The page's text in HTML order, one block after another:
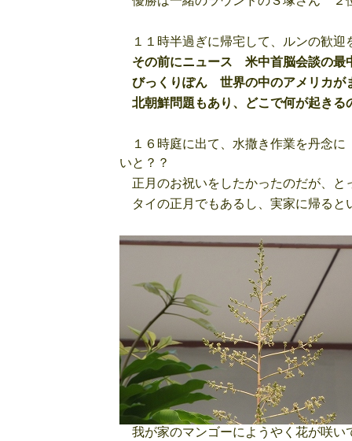
１１時半過ぎに帰宅して、ルンの歓
その前にニュース 米中首脳会談の最
びっくりぽん 世界の中のアメリカが
北朝鮮問題もあり、どこで何が起き
１６時庭に出て、水撒き作業を丹念
いと？？
正月のお祝いをしたかったのだが、と
タイの正月でもあるし、実家に帰ると
我が家のマンゴーにようやく花が咲い